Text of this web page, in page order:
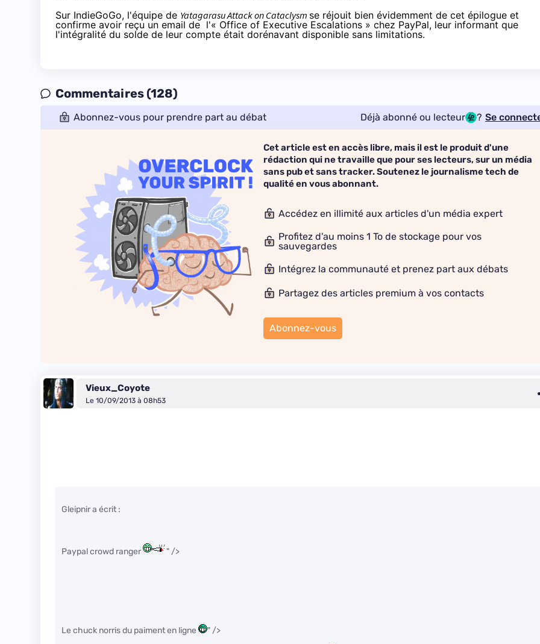
Sur IndieGoGo, l'équipe de Yatagarasu Attack on Cataclysm se réjouit bien évidemment de cet épilogue et
confirme avoir reçu un email de l'« Office of Executive Escalations » chez PayPal, leur informant que
l'intégralité du solde de leur compte était dorénavant disponible sans limitations.
Commentaires (128)
Abonnez-vous pour prendre part au débat Déjà abonné ou lecteur ? Se
Cet article est en accès libre, mais il est le produit d'une
rédaction qui ne travaille que pour ses lecteurs, sur un média
sans pub et sans tracker. Soutenez le journalisme tech de
qualité en vous abonnant.
Accédez en illimité aux articles d'un média expert
Profitez d'au moins 1 To de stockage pour vos
sauvegardes
Intégrez la communauté et prenez part aux débats
Partagez des articles premium à vos contacts
Abonnez-vous
Vieux_Coyote
Le 10/09/2013 à 08h53
Gleipnir a écrit :
Paypal crowd ranger " />
Le chuck norris du paiment en ligne " />